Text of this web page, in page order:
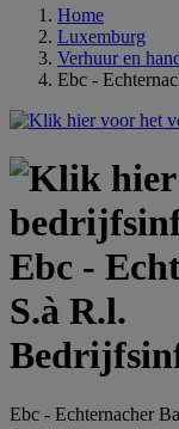
Home
Luxemburg
Verhuur en
Ebc -
Ebc -
S.à R.l.
Ebc - Echternacher